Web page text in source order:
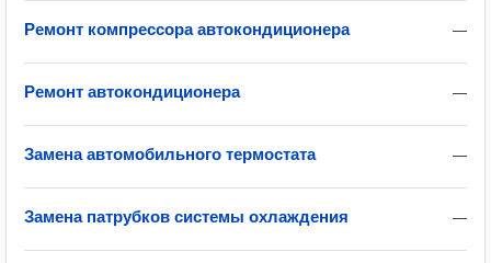
—
Ремонт компрессора автокондиционера
—
Ремонт автокондиционера
—
Замена автомобильного термостата
—
Замена патрубков системы охлаждения